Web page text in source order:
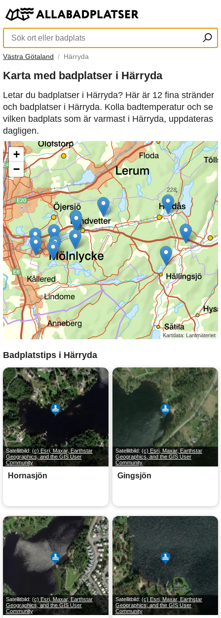
Västra Götaland Härryda
Karta med badplatser i Härryda
Letar du badplatser i Härryda? Här är 12 fina stränder
och badplatser i Härryda. Kolla badtemperatur och se
vilken badplats som är varmast i Härryda, uppdateras
dagligen.
+
−
Kartdata: Lantmäteriet
Badplatstips i Härryda
Satellitbild: (c) Esri, Maxar, Earthstar
Geographics, and the GIS User
Community
Hornasjön
Satellitbild: (c) Esri, Maxar, Earthstar
Geographics, and the GIS User
Community
Gingsjön
Satellitbild: (c) Esri, Maxar, Earthstar
Geographics, and the GIS User
Community
Satellitbild: (c) Esri, Maxar, Earthstar
Geographics, and the GIS User
Community